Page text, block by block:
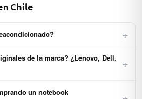
Chile
+
proceso certificado de inspección, limpieza
defectuosos (batería, teclado,
grado estético clasificado y garantía oficial
de la marca? ¿Lenovo, Dell,
+
HP EliteBook, Microsoft Surface, etc.),
un notebook